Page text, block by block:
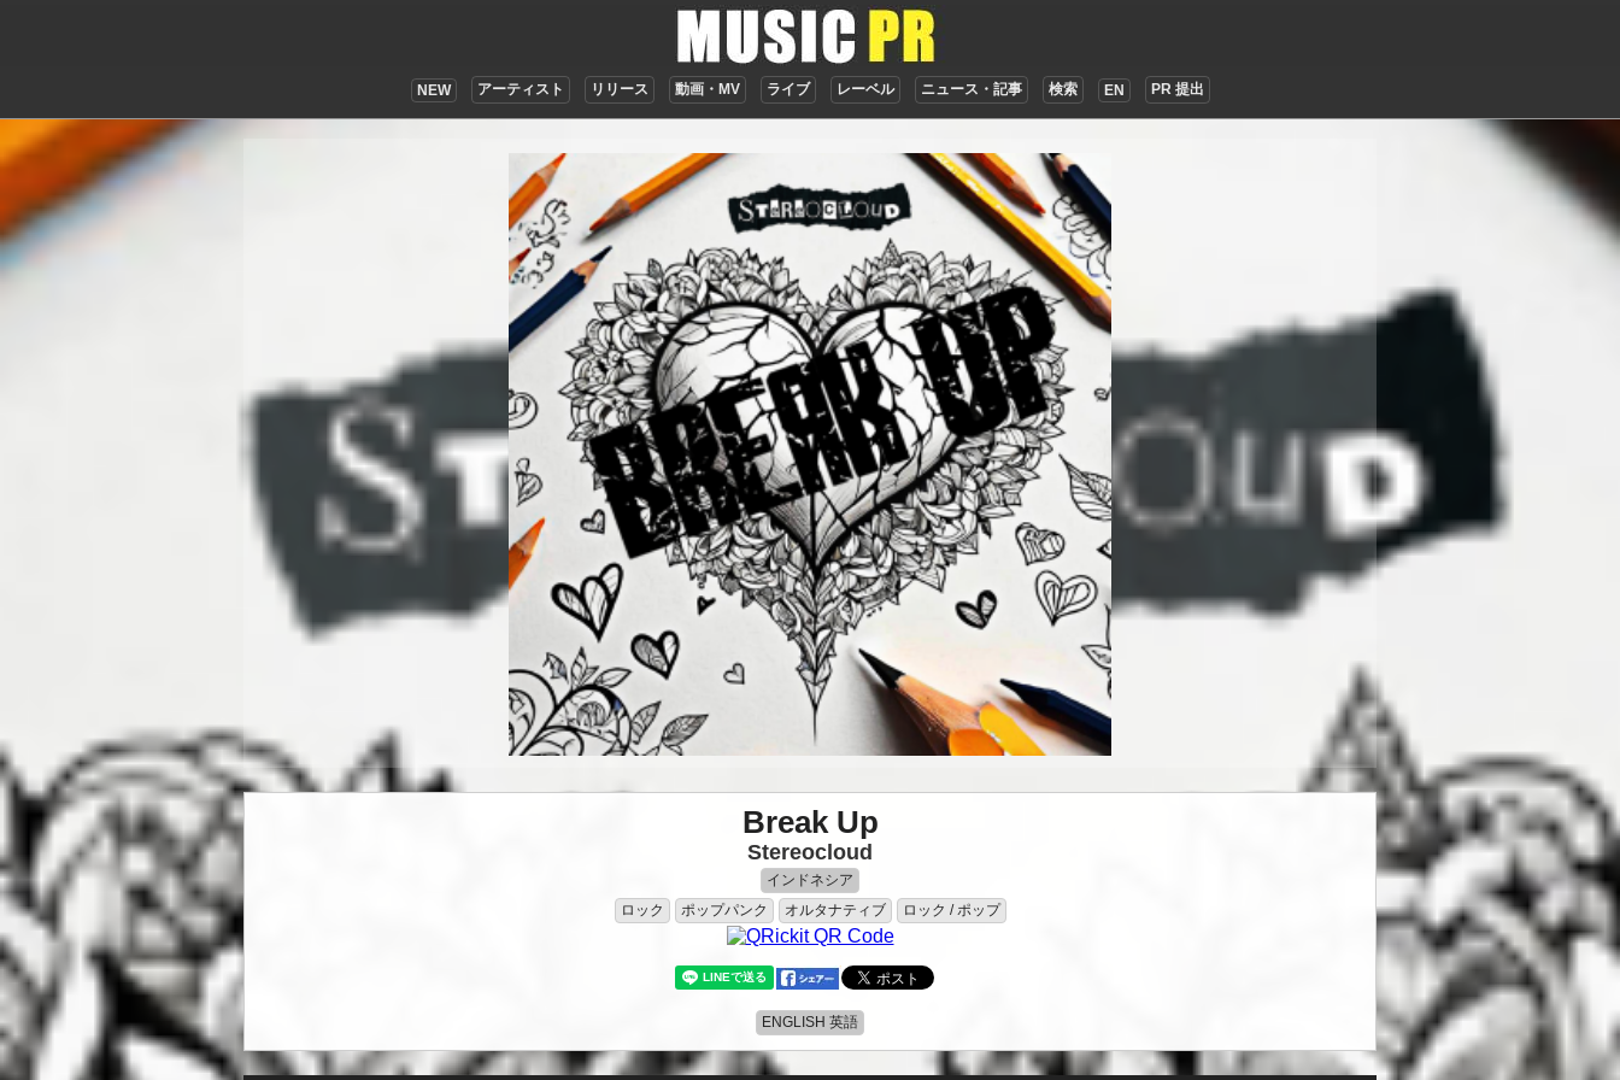
NEW アーティスト リリース 動画・MV ライブ レーベル ニュース・記事 検索 EN PR 提出
Break Up
Stereocloud
インドネシア
ロック
ポップパンク オルタナティブ ロック / ポップ
ENGLISH 英語